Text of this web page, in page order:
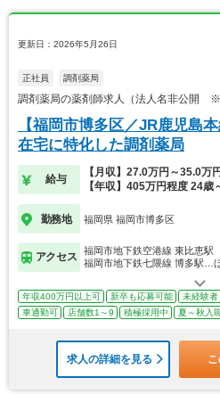
更新日：2026年5月26日
正社員 調剤薬局
調剤薬局の薬剤師求人（法人名非公開 ※
【福岡市博多区／JR鹿児島
在宅に特化した調剤薬局
給与
【月収】27.0万円～35.0万
【年収】405万円程度 24歳
勤務地 福岡県 福岡市博多区
アクセス
福岡市地下鉄空港線 東比恵駅
福岡市地下鉄七隈線 博多駅…
年収400万円以上可 新卒も応募可能 未経験
車通勤可
店舗数1～9 積極採用中 夏～秋入
求人の詳細を見る